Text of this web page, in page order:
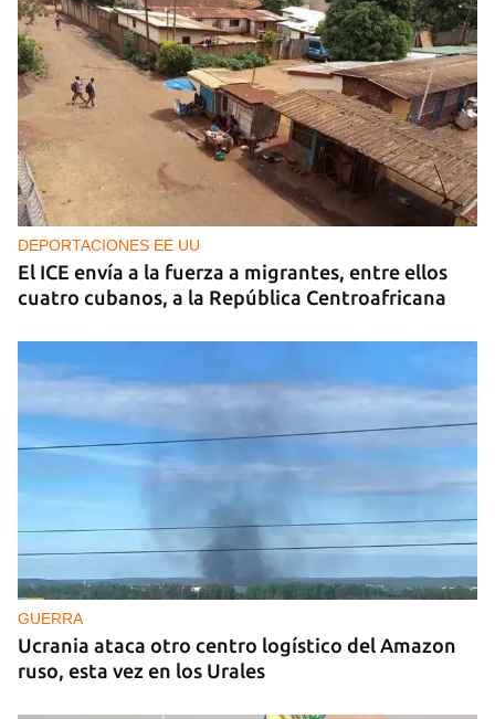
DEPORTACIONES EE UU
El ICE envía a la fuerza a migrantes, entre ellos
cuatro cubanos, a la República Centroafricana
GUERRA
Ucrania ataca otro centro logístico del Amazon
ruso, esta vez en los Urales